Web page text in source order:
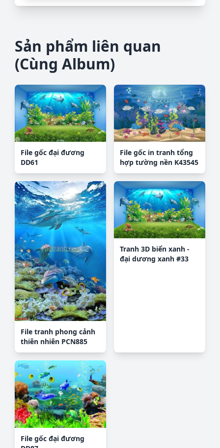
Sản phẩm liên quan
(Cùng Album)
File gốc đại đương
DD61
File gốc in tranh tổng
hợp tường nền K43545
File tranh phong cảnh
thiên nhiên PCN885
Tranh 3D biển xanh -
đại dương xanh #33
File gốc đại đương